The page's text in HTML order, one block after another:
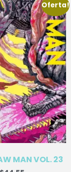
Oferta!
MAN VOL. 23